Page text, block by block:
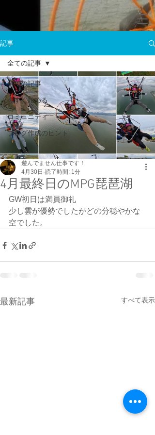
記事
全ての記事
今すぐ始める
コミュニティ
ブログ作成のヒント
全ての記事
4月最終日のMPG琵琶湖
遊んでません仕事です！
4月30日 読了時間: 1分
GW初日は満員御礼
少し雲が優勢でしたがどの分穏やかな
空でした。
最新記事 すべて表示